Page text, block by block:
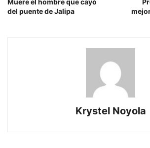
Muere el hombre que cayó
del puente de Jalipa
Krystel Noyola